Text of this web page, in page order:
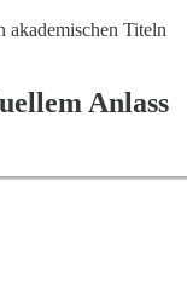
akademischen Titeln
Anlass